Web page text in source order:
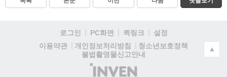
로그인 PC화면 퀵링크
설정
이용약관
개인정보처리방침
청소년보호정책
불법촬영물신고안내
(주)
▲